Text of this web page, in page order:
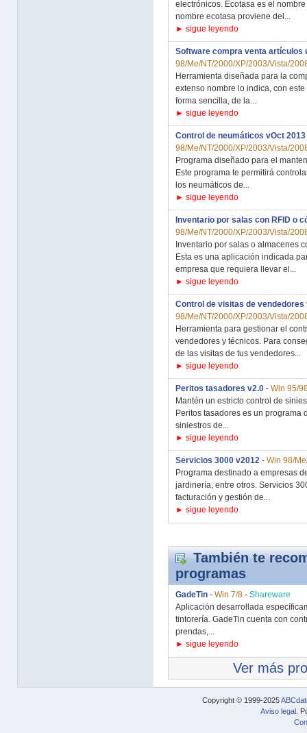
electrónicos. Ecotasa es el
nombre ecotasa proviene del...
► sigue leyendo
Software compra venta artículos
98/Me/NT/2000/XP/2003/Vista/
Herramienta diseñada para la
extenso nombre lo indica, con
forma sencilla, de la...
► sigue leyendo
Control de neumáticos vOct 2013
98/Me/NT/2000/XP/2003/Vista/
Programa diseñado para el
Este programa te permitirá
los neumáticos de...
► sigue leyendo
Inventario por salas con RFID o
98/Me/NT/2000/XP/2003/Vista/
Inventario por salas o almacenes
Esta es una aplicación indicada
empresa que requiera llevar el...
► sigue leyendo
Control de visitas de
98/Me/NT/2000/XP/2003/Vista/
Herramienta para gestionar el
vendedores y técnicos. Para
de las visitas de tus vendedores...
► sigue leyendo
Peritos tasadores v2.0 - Win 95/
Mantén un estricto control de
Peritos tasadores es un
siniestros de...
► sigue leyendo
Servicios 3000 v2012 - Win 98/
Programa destinado a empresas
jardinería, entre otros. Servicios
facturación y gestión de...
► sigue leyendo
También te
programas
GadeTin - Win 7/8 - Shareware
Aplicación desarrollada
tintorería. GadeTin cuenta con
prendas,...
► sigue leyendo
Ver más
Copyright © 1999-2025
Aviso legal .